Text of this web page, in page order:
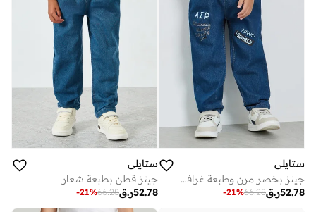
ستايلي
جينز بخصر مرن وطبعة غرافيك للأولاد
ر.ق52.78
66.28
-21%
ستايلي
جينز قطن بطبعة شعار
ر.ق52.78
66.28
-21%